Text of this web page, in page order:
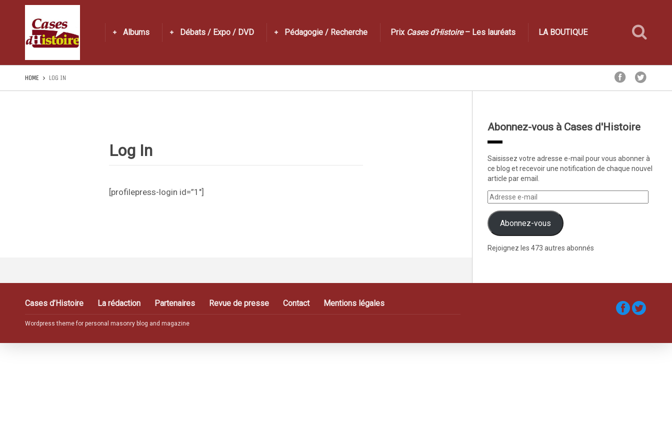
Albums Débats / Expo / DVD Pédagogie / Recherche Prix Cases d’Histoire– Les lauréats LA BOUTIQUE
HOME LOG IN
Log In
[profilepress-login id=”1″]
Abonnez-vous à Cases d'Histoire
Saisissez votre adresse e-mail pour vous abonner à
ce blog et recevoir une notification de chaque nouvel
article par email.
Abonnez-vous
Rejoignez les 473 autres abonnés
Cases d’Histoire La rédaction Partenaires Revue de presse Contact Mentions légales
Wordpress theme for personal masonry blog and magazine